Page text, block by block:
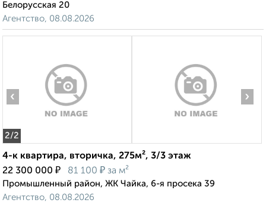
Белорусская 20
Агентство, 08.08.2026
2/2
‹ ›
4-к квартира, вторичка, 275м², 3/3 этаж
22 300 000 ₽ 81 100 ₽ за м²
Промышленный район, ЖК Чайка, 6-я просека 39
Агентство, 08.08.2026